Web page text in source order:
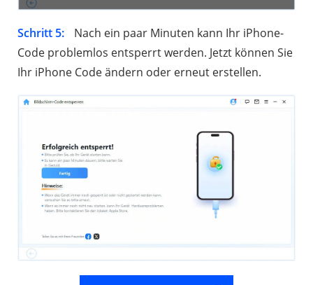
Schritt 5:
Nach ein paar Minuten kann Ihr iPhone-
Code problemlos entsperrt werden. Jetzt können Sie
Ihr iPhone Code ändern oder erneut erstellen.